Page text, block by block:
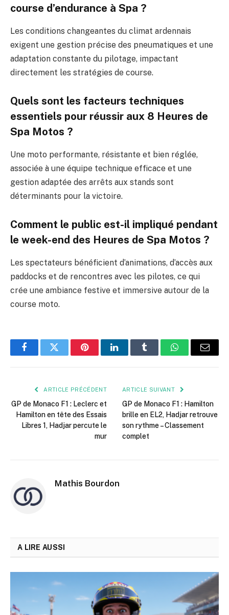
course d’endurance à Spa ?
Les conditions changeantes du climat ardennais
exigent une gestion précise des pneumatiques et une
adaptation constante du pilotage, impactant
directement les stratégies de course.
Quels sont les facteurs techniques
essentiels pour réussir aux 8 Heures de
Spa Motos ?
Une moto performante, résistante et bien réglée,
associée à une équipe technique efficace et une
gestion adaptée des arrêts aux stands sont
déterminants pour la victoire.
Comment le public est-il impliqué pendant
le week-end des Heures de Spa Motos ?
Les spectateurs bénéficient d’animations, d’accès aux
paddocks et de rencontres avec les pilotes, ce qui
crée une ambiance festive et immersive autour de la
course moto.
FacebookTwitter PinterestLinkedInTumblr WhatsApp
E-
ARTICLE PRÉCÉDENT
GP de Monaco F1 : Leclerc et
Hamilton en tête des Essais
Libres 1, Hadjar percute le
mur
ARTICLE SUIVANT
GP de Monaco F1 : Hamilton
brille en EL2, Hadjar retrouve
son rythme – Classement
complet
Mathis Bourdon
A LIRE AUSSI